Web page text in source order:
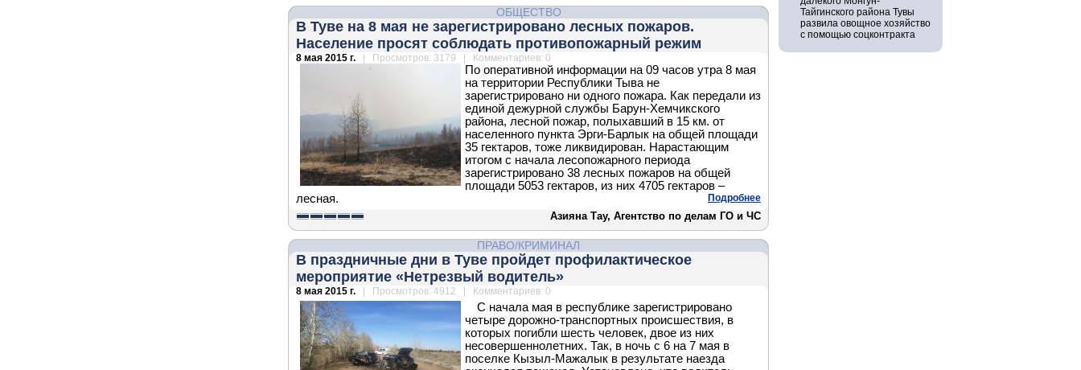
ОБЩЕСТВО
В Туве на 8 мая не зарегистрировано лесных пожаров.
Население просят соблюдать противопожарный режим
8 мая 2015 г. | Просмотров: 3179 | Комментариев: 0
По оперативной информации на 09 часов утра 8 мая
на территории Республики Тыва не
зарегистрировано ни одного пожара. Как передали из
единой дежурной службы Барун-Хемчикского
района, лесной пожар, полыхавший в 15 км. от
населенного пункта Эрги-Барлык на общей площади
35 гектаров, тоже ликвидирован. Нарастающим
итогом с начала лесопожарного периода
зарегистрировано 38 лесных пожаров на общей
площади 5053 гектаров, из них 4705 гектаров –
лесная.
Подробнее
Азияна Тау, Агентство по делам ГО и ЧС
ПРАВО/КРИМИНАЛ
В праздничные дни в Туве пройдет профилактическое
мероприятие «Нетрезвый водитель»
8 мая 2015 г. | Просмотров: 4912 | Комментариев: 0
С начала мая в республике зарегистрировано
четыре дорожно-транспортных происшествия, в
которых погибли шесть человек, двое из них
несовершеннолетних. Так, в ночь с 6 на 7 мая в
поселке Кызыл-Мажалык в результате наезда
Тайгинского района Тувы
развила овощное хозяйство
с помощью соцконтракта